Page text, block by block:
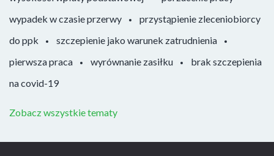
wypadek w czasie przerwy
przystąpienie zleceniobiorcy
do ppk
szczepienie jako warunek zatrudnienia
pierwsza praca
wyrównanie zasiłku
brak szczepienia
na covid-19
Zobacz wszystkie tematy